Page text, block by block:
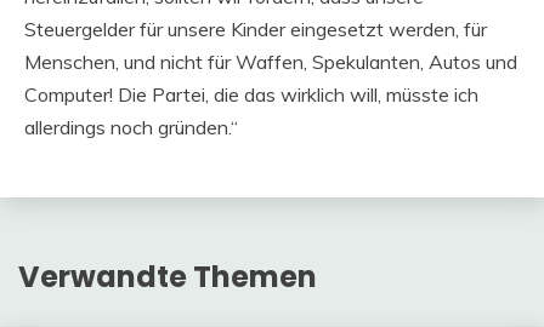
Steuergelder für unsere Kinder eingesetzt werden, für
Menschen, und nicht für Waffen, Spekulanten, Autos und
Computer! Die Partei, die das wirklich will, müsste ich
allerdings noch gründen.“
Verwandte Themen